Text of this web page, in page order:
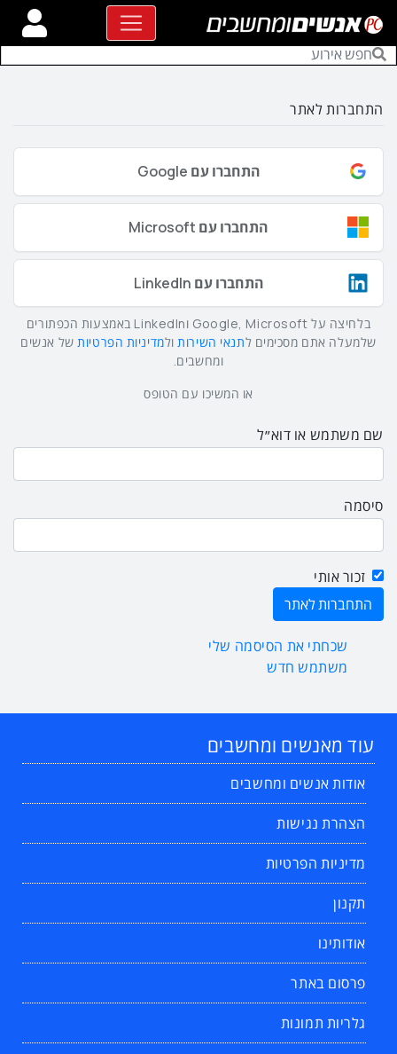
התחברות לאתר
התחברו עם Google
התחברו עם Microsoft
התחברו עם LinkedIn
בלחיצה על Google, Microsoft וLinkedIn באמצעות הכפתורים
שלמעלה אתם מסכימים לתנאי השירותולמדיניות הפרטיותשל אנשים
ומחשבים.
או המשיכו עם הטופס
שם משתמש או דוא״ל
סיסמה
זכור אותי
שכחתי את הסיסמה שלי
משתמש חדש
עוד מאנשים ומחשבים
אודות אנשים ומחשבים
הצהרת נגישות
מדיניות הפרטיות
תקנון
אודותינו
פרסום באתר
גלריות תמונות